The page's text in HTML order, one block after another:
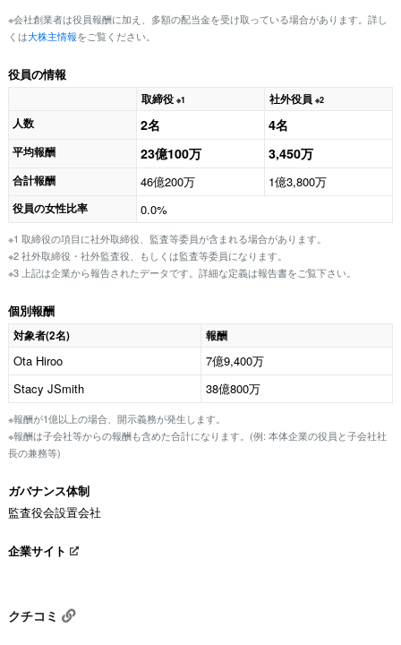
※会社創業者は役員報酬に加え、多額の配当金を受け取っている場合があります。詳し
くは大株主情報をご覧ください。
役員の情報
取締役 ※1 社外役員 ※2
人数 2名 4名
平均報酬 23億100万 3,450万
合計報酬 46億200万 1億3,800万
役員の女性比率 0.0%
※1 取締役の項目に社外取締役、監査等委員が含まれる場合があります。
※2 社外取締役・社外監査役、もしくは監査等委員になります。
※3 上記は企業から報告されたデータです。詳細な定義は報告書をご覧下さい。
個別報酬
対象者(2名) 報酬
Ota Hiroo
7億9,400万
Stacy JSmith
38億800万
※報酬が1億以上の場合、開示義務が発生します。
※報酬は子会社等からの報酬も含めた合計になります。(例: 本体企業の役員と子会社社
長の兼務等)
ガバナンス体制
監査役会設置会社
企業サイト
クチコミ